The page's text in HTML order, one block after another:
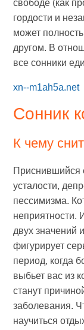
свободе (как
гордости и
может
другом. В
все сонники
xn--m1ah5a.net
Сонник
К чему
Приснившийся
усталости,
пессимизма.
неприятности.
двух значений
фигурирует
период, когда
выбьет вас из
станут
заболевания.
научиться